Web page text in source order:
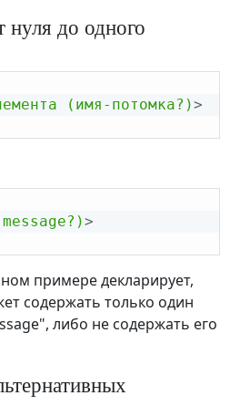
нуля до одного
(имя-потомка?)>
>
примере декларирует,
содержать только один
либо не содержать его